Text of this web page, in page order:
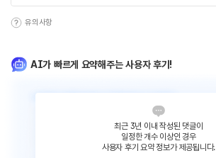
유의사항
AI가 빠르게 요약해주는 사용자 후기!
최근 3년 이내 작성된 댓글이
일정한 개수 이상인 경우
사용자 후기 요약 정보가 제공됩니다.